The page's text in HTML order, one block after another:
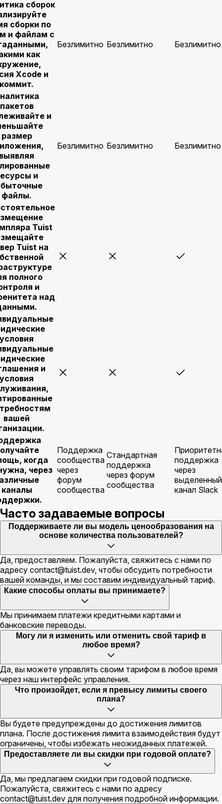
сборок
сборки по
и файлам с
как
Xcode и
коммит.
Безлимитно Безлимитно Безлимитно
пакетов
и
размер
и
файлы.
Безлимитно Безлимитно Безлимитно
Tuist
Tuist на
полного
и
над
условия
и
условия
вашей
когда
через
каналы
Поддержка
сообщества
через
форум
сообщества
Стандартная
поддержка
через форум
сообщества
поддержка
через
выделенный
канал Slack
Часто задаваемые вопросы
Поддерживаете ли вы модель ценообразования на
основе количества пользователей?
Да, предоставляем. Пожалуйста, свяжитесь с нами по
адресу contact@tuist.dev, чтобы обсудить потребности
вашей команды, и мы составим индивидуальный тариф.
Какие способы оплаты вы принимаете?
Мы принимаем платежи кредитными картами и
банковские переводы.
Могу ли я изменить или отменить свой тариф в
любое время?
Да, вы можете управлять своим тарифом в любое время
через наш интерфейс управления.
Что произойдет, если я превысу лимиты своего
плана?
Вы будете предупреждены до достижения лимитов
плана. После достижения лимита взаимодействия будут
ограничены, чтобы избежать неожиданных платежей.
Предоставляете ли вы скидки при годовой оплате?
Да, мы предлагаем скидки при годовой подписке.
Пожалуйста, свяжитесь с нами по адресу
contact@tuist.dev для получения подробной информации.